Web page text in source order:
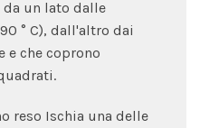
un lato dalle
° C), dall'altro dai
che coprono
reso Ischia una delle